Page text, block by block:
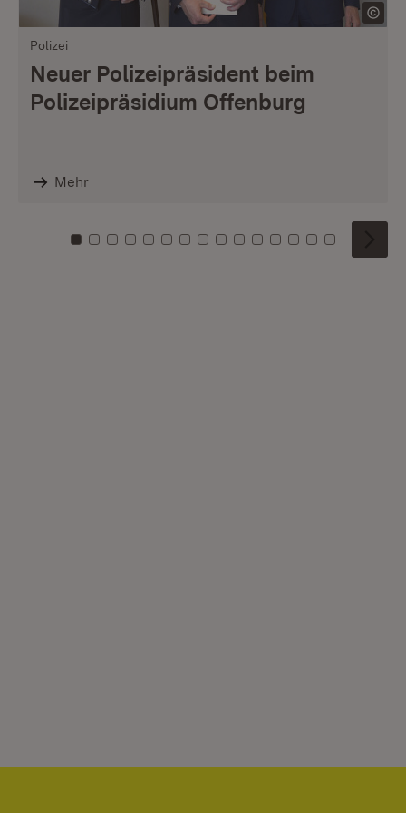
Polizei
Neuer Polizeipräsident beim
Polizeipräsidium Offenburg
Mehr
Zu Kachel: 0
Zu Kachel: 1
Zu Kachel: 2
Zu Kachel: 3
Zu Kachel: 4
Zu Kachel: 5
Zu Kachel: 6
Zu Kachel: 7
Zu Kachel: 8
Zu Kachel: 9
Zu Kachel: 10
Zu Kachel: 11
Zu Kachel: 12
Zu Kachel:
Zu